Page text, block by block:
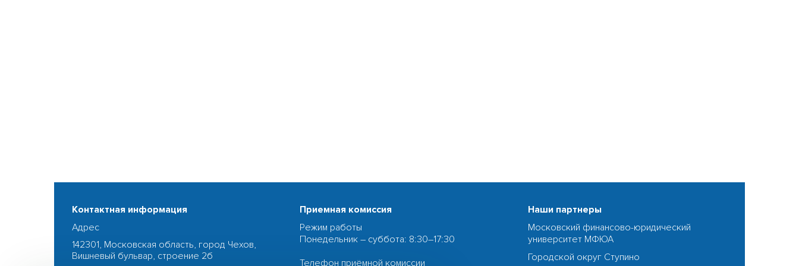
Контактная информация
Адрес
142301, Московская область, город Чехов,
Вишневый бульвар, строение 2б
Приемная комиссия
Режим работы
Понедельник – суббота: 8:30–17:30
Телефон приёмной комиссии
Наши партнеры
Московский финансово-юридический
университет МФЮА
Городской округ Ступино